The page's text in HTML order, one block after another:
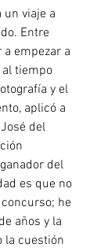
un viaje a
Entre
a empezar a
tiempo
y el
aplicó a
del
del
es que no
he
años y la
la cuestión